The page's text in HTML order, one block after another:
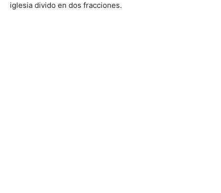
iglesia divido en dos fracciones.